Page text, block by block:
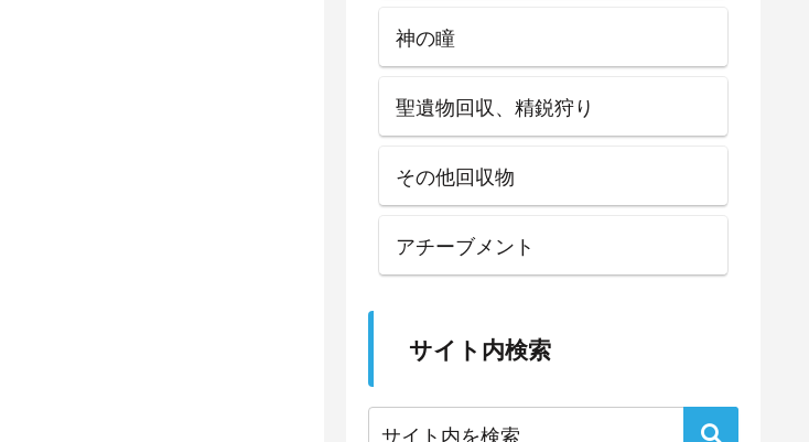
神の瞳
聖遺物回収、精鋭狩り
その他回収物
アチーブメント
サイト内検索